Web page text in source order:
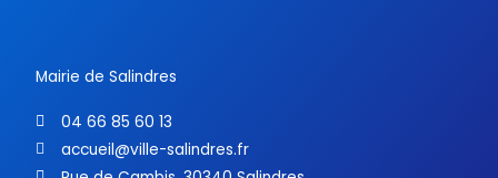
Mairie de Salindres
04 66 85 60 13
accueil@ville-salindres.fr